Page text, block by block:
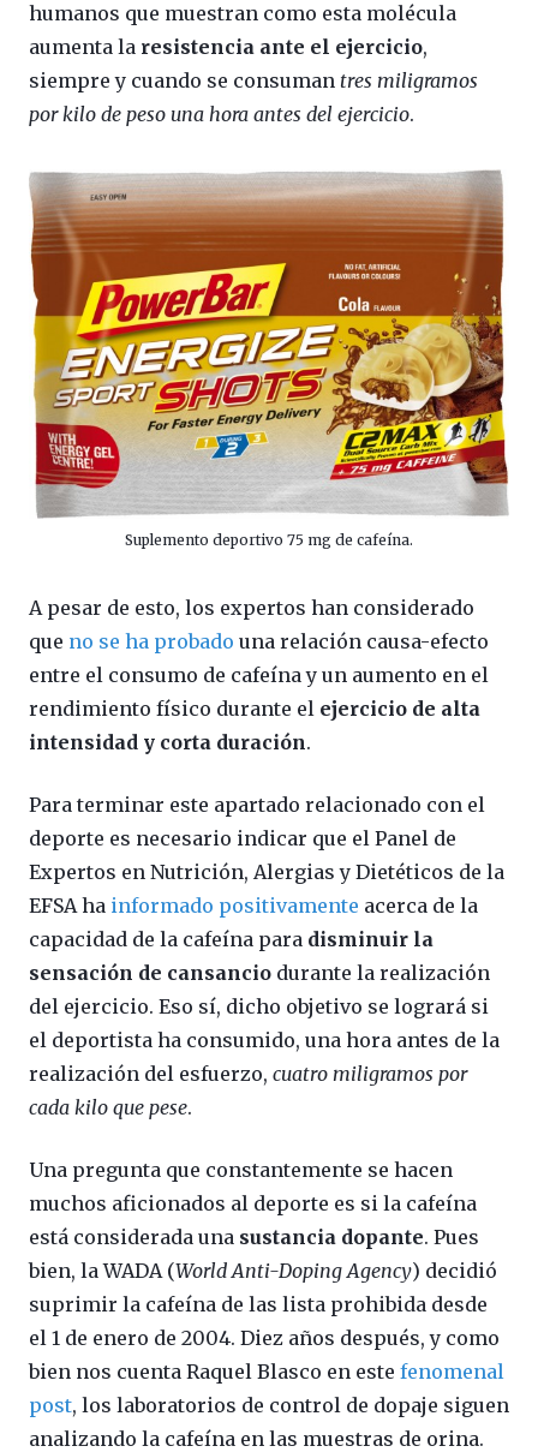
humanos que muestran como esta molécula
aumenta la resistencia ante el ejercicio,
siempre y cuando se consuman tres miligramos
por kilo de peso una hora antes del ejercicio.
Suplemento deportivo 75 mg de cafeína.
A pesar de esto, los expertos han considerado
que no se ha probado una relación causa-efecto
entre el consumo de cafeína y un aumento en el
rendimiento físico durante el ejercicio de alta
intensidad y corta duración.
Para terminar este apartado relacionado con el
deporte es necesario indicar que el Panel de
Expertos en Nutrición, Alergias y Dietéticos de la
EFSA ha informado positivamente acerca de la
capacidad de la cafeína para disminuir la
sensación de cansancio durante la realización
del ejercicio. Eso sí, dicho objetivo se logrará si
el deportista ha consumido, una hora antes de la
realización del esfuerzo, cuatro miligramos por
cada kilo que pese.
Una pregunta que constantemente se hacen
muchos aficionados al deporte es si la cafeína
está considerada una sustancia dopante. Pues
bien, la WADA (World Anti-Doping Agency) decidió
suprimir la cafeína de las lista prohibida desde
el 1 de enero de 2004. Diez años después, y como
bien nos cuenta Raquel Blasco en este fenomenal
post, los laboratorios de control de dopaje siguen
analizando la cafeína en las muestras de orina.